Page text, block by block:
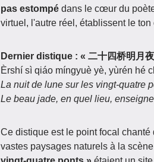
pas estompé dans le cœur du
virtuel, l'autre réel, établissent le
Dernier distique : « 二十四桥明月
Èrshí sì qiáo míngyuè yè, yùrén hé
La nuit de lune sur les vingt-quatre
Le beau jade, en quel lieu,
Ce distique est le point focal
vastes paysages naturels à la